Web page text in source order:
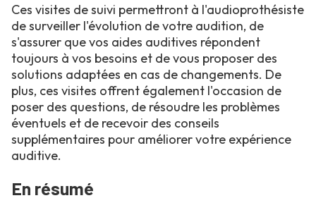
Ces visites de suivi permettront à l'audioprothésiste
de surveiller l'évolution de votre audition, de
s'assurer que vos aides auditives répondent
toujours à vos besoins et de vous proposer des
solutions adaptées en cas de changements. De
plus, ces visites offrent également l'occasion de
poser des questions, de résoudre les problèmes
éventuels et de recevoir des conseils
supplémentaires pour améliorer votre expérience
auditive.
En résumé